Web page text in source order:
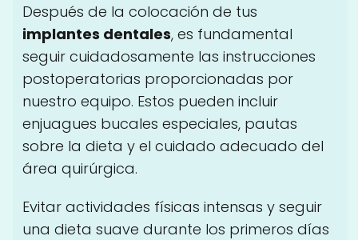
Después de la colocación de tus
implantes dentales, es fundamental
seguir cuidadosamente las instrucciones
postoperatorias proporcionadas por
nuestro equipo. Estos pueden incluir
enjuagues bucales especiales, pautas
sobre la dieta y el cuidado adecuado del
área quirúrgica.
Evitar actividades físicas intensas y seguir
una dieta suave durante los primeros días